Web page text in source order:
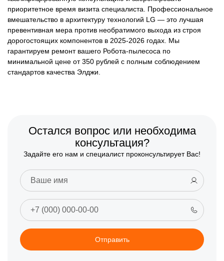
приоритетное время визита специалиста. Профессиональное
вмешательство в архитектуру технологий LG — это лучшая
превентивная мера против необратимого выхода из строя
дорогостоящих компонентов в 2025-2026 годах. Мы
гарантируем ремонт вашего Робота-пылесоса по
минимальной цене от 350 рублей с полным соблюдением
стандартов качества Элджи.
Остался вопрос или необходима
консультация?
Задайте его нам и специалист проконсультирует Вас!
Отправить